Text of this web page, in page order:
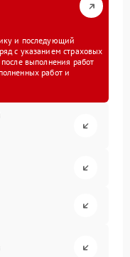
и последующий
с указанием страховых
выполнения работ
работ и